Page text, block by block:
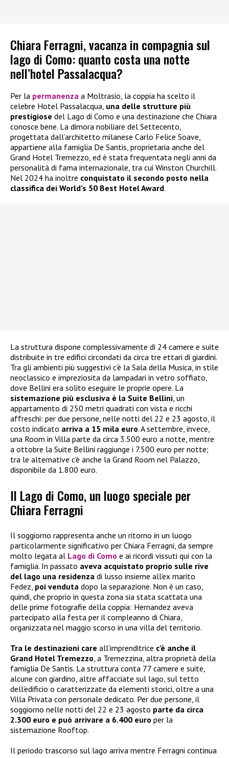
Chiara Ferragni, vacanza in compagnia sul
lago di Como: quanto costa una notte
nell’hotel Passalacqua?
Per la permanenza a Moltrasio, la coppia ha scelto il
celebre Hotel Passalacqua, una delle strutture più
prestigiose del Lago di Como e una destinazione che Chiara
conosce bene. La dimora nobiliare del Settecento,
progettata dall’architetto milanese Carlo Felice Soave,
appartiene alla famiglia De Santis, proprietaria anche del
Grand Hotel Tremezzo, ed è stata frequentata negli anni da
personalità di fama internazionale, tra cui Winston Churchill.
Nel 2024 ha inoltre conquistato il secondo posto nella
classifica dei World’s 50 Best Hotel Award.
La struttura dispone complessivamente di 24 camere e suite
distribuite in tre edifici circondati da circa tre ettari di giardini.
Tra gli ambienti più suggestivi c’è la Sala della Musica, in stile
neoclassico e impreziosita da lampadari in vetro soffiato,
dove Bellini era solito eseguire le proprie opere. La
sistemazione più esclusiva è la Suite Bellini , un
appartamento di 250 metri quadrati con vista e ricchi
affreschi: per due persone, nelle notti del 22 e 23 agosto, il
costo indicato arriva a 15 mila euro. A settembre, invece,
una Room in Villa parte da circa 3.500 euro a notte, mentre
a ottobre la Suite Bellini raggiunge i 7.500 euro per notte;
tra le alternative c’è anche la Grand Room nel Palazzo,
disponibile da 1.800 euro.
Il Lago di Como, un luogo speciale per
Chiara Ferragni
Il soggiorno rappresenta anche un ritorno in un luogo
particolarmente significativo per Chiara Ferragni, da sempre
molto legata al Lago di Como e ai ricordi vissuti qui con la
famiglia. In passato aveva acquistato proprio sulle rive
del lago una residenza di lusso insieme all’ex marito
Fedez, poi venduta dopo la separazione. Non è un caso,
quindi, che proprio in questa zona sia stata scattata una
delle prime fotografie della coppia: Hernandez aveva
partecipato alla festa per il compleanno di Chiara,
organizzata nel maggio scorso in una villa del territorio.
Tra le destinazioni care all’imprenditrice c’è anche il
Grand Hotel Tremezzo, a Tremezzina, altra proprietà della
famiglia De Santis. La struttura conta 77 camere e suite,
alcune con giardino, altre affacciate sul lago, sul tetto
dell’edificio o caratterizzate da elementi storici, oltre a una
Villa Privata con personale dedicato. Per due persone, il
soggiorno nelle notti del 22 e 23 agosto parte da circa
2.300 euro e può arrivare a 6.400 euro per la
sistemazione Rooftop.
Il periodo trascorso sul lago arriva mentre Ferragni continua